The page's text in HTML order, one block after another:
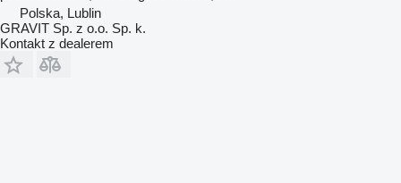
Polska, Lublin
GRAVIT Sp. z o.o. Sp. k.
Kontakt z dealerem